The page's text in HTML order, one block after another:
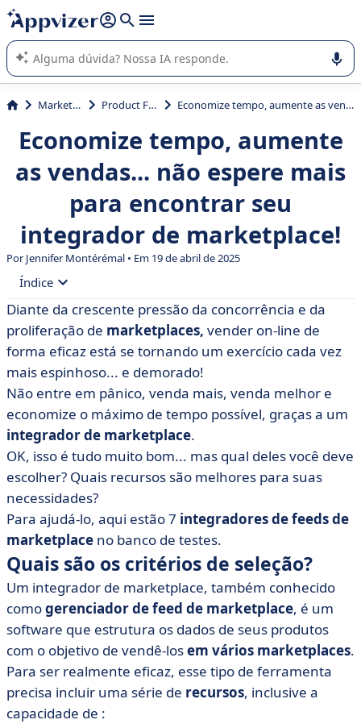
de nossa IA (várias linhas com
A IA do Appvizer o orienta no uso ou na seleção de software
SaaS para sua empresa.
Marketing Product Feed Economize tempo, aumente as vendas... não espere mais para encontrar seu integrador de marketplace!
Economize tempo, aumente
as vendas... não espere mais
para encontrar seu
integrador de marketplace!
PorJennifer Montérémal • Em 19 de abril de 2025
Índice
• Quais são os critérios de seleção?
• Tabela comparativa dos melhores gerenciadores de
feeds de marketplace
• BeezUp
• Capturável
• Piloto do canal
• Iziflux
• Lengow
• Leads de mídia
• Sellermania
• Como você escolhe seu integrador de marketplace?
Diante da crescente pressão da concorrência e da
proliferação de marketplaces, vender on-line de
forma eficaz está se tornando um exercício cada vez
mais espinhoso... e demorado!
Não entre em pânico, venda mais, venda melhor e
economize o máximo de tempo possível, graças a um
integrador de marketplace.
OK, isso é tudo muito bom... mas qual deles você deve
escolher? Quais recursos são melhores para suas
necessidades?
Para ajudá-lo, aqui estão 7 integradores de feeds de
marketplace no banco de testes.
Quais são os critérios de seleção?
Um integrador de marketplace, também conhecido
comogerenciador de feed de marketplace, é um
software que estrutura os dados de seus produtos
com o objetivo de vendê-losem vários marketplaces.
Para ser realmente eficaz, esse tipo de ferramenta
precisa incluir uma série de recursos, inclusive a
capacidade de :